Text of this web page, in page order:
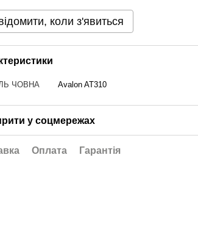
коли з'явиться
ЧОВНА Avalon AT310
у соцмережах
Оплата Гарантія